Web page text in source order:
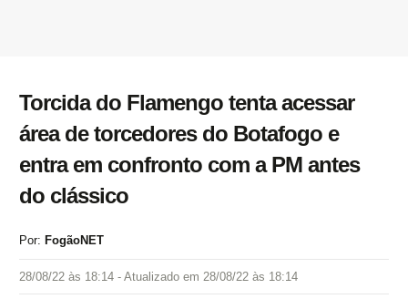
Torcida do Flamengo tenta acessar
área de torcedores do Botafogo e
entra em confronto com a PM antes
do clássico
Por: FogãoNET
28/08/22 às 18:14 - Atualizado em 28/08/22 às 18:14